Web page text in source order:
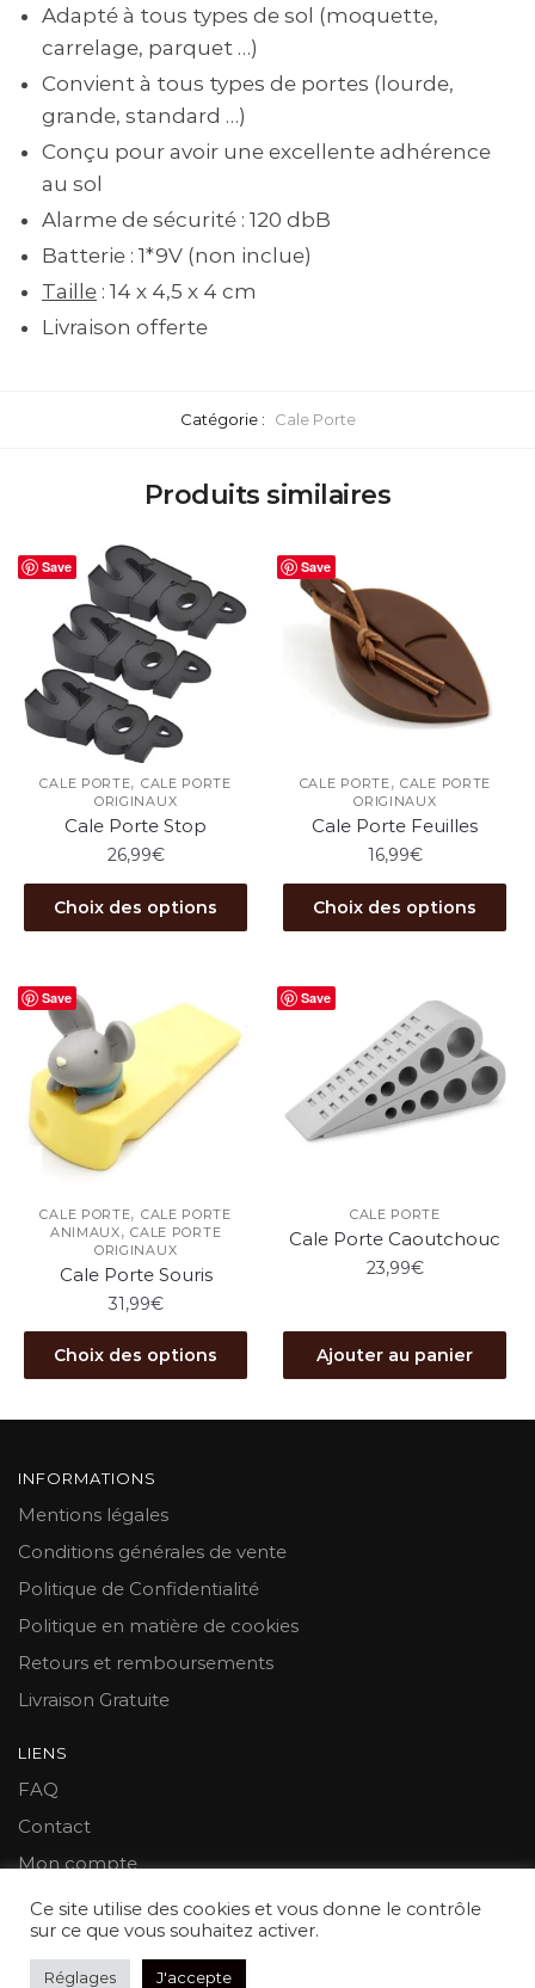
Adapté à tous types de sol (moquette,
carrelage, parquet …)
Convient à tous types de portes (lourde,
grande, standard …)
Conçu pour avoir une excellente adhérence
au sol
Alarme de sécurité : 120 dbB
Batterie : 1*9V (non inclue)
Taille : 14 x 4,5 x 4 cm
Livraison offerte
Catégorie : Cale Porte
Produits similaires
Save
CALE PORTE, CALE PORTE
ORIGINAUX
Cale Porte Stop
26,99€
Choix des options
Ce
produit
variations.
Les
options
peuvent
être
la
page
du
produit
Save
CALE PORTE,CALE PORTE
ORIGINAUX
Cale Porte Feuilles
16,99€
Choix des options
Ce
produit
variations.
Les
options
peuvent
être
la
page
du
Save
CALE PORTE, CALE PORTE
ANIMAUX,CALE PORTE
ORIGINAUX
Cale Porte Souris
31,99€
Choix des options
Ce
produit
Les
options
peuvent
être
sur
la
page
Save
CALE PORTE
Cale Porte Caoutchouc
23,99€
Ajouter au panier
INFORMATIONS
Mentions légales
Conditions générales de vente
Politique de Confidentialité
Politique en matière de cookies
Retours et remboursements
Livraison Gratuite
LIENS
FAQ
Contact
Mon compte
© 2021 Mon Cale Porte™
Ce site utilise des cookies et vous donne le contrôle
sur ce que vous souhaitez activer.
Réglages J'accepte